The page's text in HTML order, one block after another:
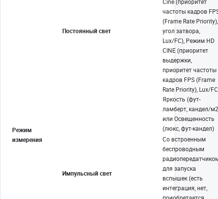
Режим
измерения
Постоянный свет
частоты кадров
(Frame Rate Priority),
угол затвора,
Lux/FC), Режим HD
CINE (приоритет
выдержки,
приоритет частоты
кадров FPS (Frame
Rate Priority), Lux/
Яркость (фут-
ламберт, кандел/
или Освещенность
(люкс, фут-кандел)
Импульсный свет
Со встроенным
беспроводным
для запуска
вспышек (есть
интеграция, нет,
приобретается